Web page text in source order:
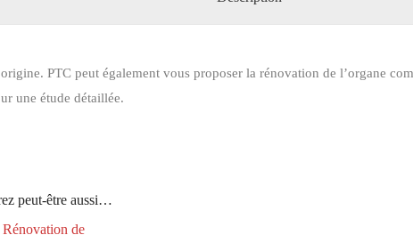
PTC peut également vous proposer la rénovation de l’organe
une étude détaillée.
peut-être aussi…